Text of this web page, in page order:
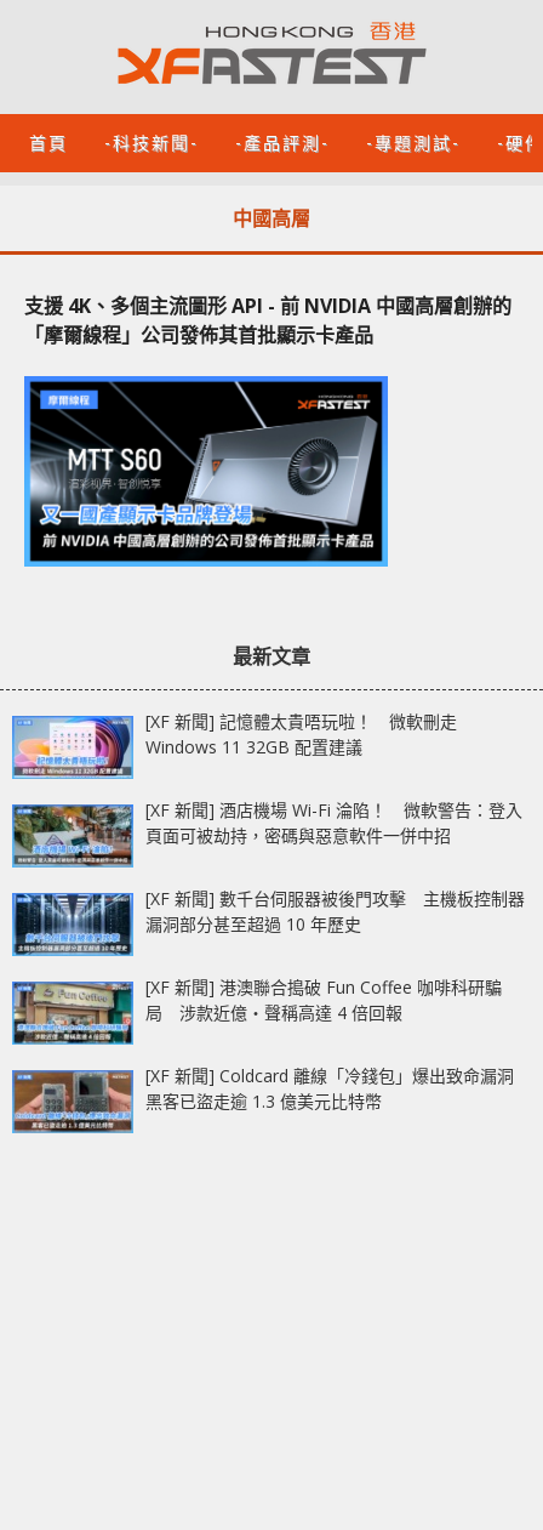
首頁 -科技新聞- -產品評測- -專題測試- -硬
中國高層
支援 4K、多個主流圖形 API - 前 NVIDIA 中國高層創辦的
「摩爾線程」公司發佈其首批顯示卡產品
最新文章
[XF 新聞] 記憶體太貴唔玩啦！ 微軟刪走
Windows 11 32GB 配置建議
[XF 新聞] 酒店機場 Wi-Fi 淪陷！ 微軟警告：登入
頁面可被劫持，密碼與惡意軟件一併中招
[XF 新聞] 數千台伺服器被後門攻擊 主機板控制器
漏洞部分甚至超過 10 年歷史
[XF 新聞] 港澳聯合搗破 Fun Coffee 咖啡科研騙
局 涉款近億‧聲稱高達 4 倍回報
[XF 新聞] Coldcard 離線「冷錢包」爆出致命漏洞
黑客已盜走逾 1.3 億美元比特幣